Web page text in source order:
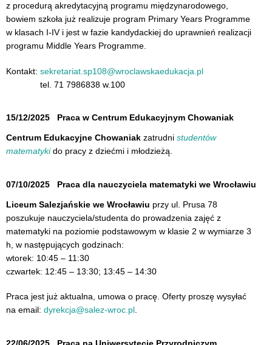
z procedurą akredytacyjną programu międzynarodowego,
bowiem szkoła już realizuje program Primary Years Programme
w klasach I-IV i jest w fazie kandydackiej do uprawnień realizacji
programu Middle Years Programme.
Kontakt: sekretariat.sp108@wroclawskaedukacja.pl
tel. 71 7986838 w.100
15/12/2025 Praca w Centrum Edukacyjnym Chowaniak
Centrum Edukacyjne Chowaniak zatrudni studentów
matematykido pracy z dziećmi i młodzieżą.
07/10/2025 Praca dla nauczyciela matematyki we Wrocławiu
Liceum Salezjańskie we Wrocławiu przy ul. Prusa 78
poszukuje nauczyciela/studenta do prowadzenia zajęć z
matematyki na poziomie podstawowym w klasie 2 w wymiarze 3
h, w następujących godzinach:
wtorek: 10:45 – 11:30
czwartek: 12:45 – 13:30; 13:45 – 14:30
Praca jest już aktualna, umowa o pracę. Oferty proszę wysyłać
na email: dyrekcja@salez-wroc.pl
22/06/2025 Praca na Uniwersytecie Przyrodniczym